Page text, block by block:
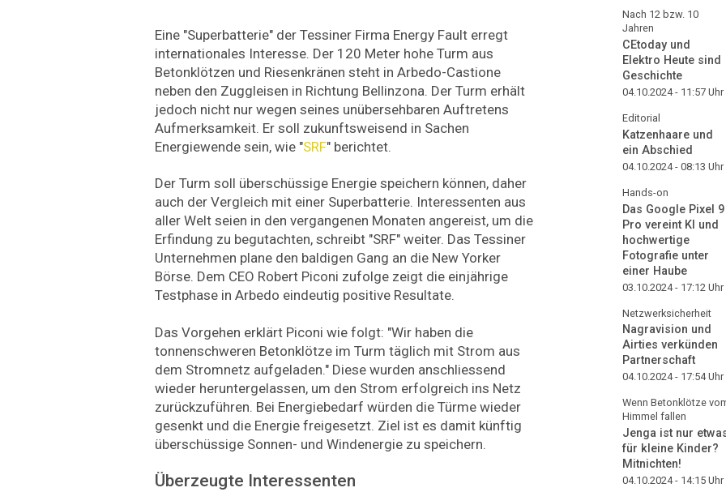
Eine "Superbatterie" der Tessiner Firma Energy Fault erregt
internationales Interesse. Der 120 Meter hohe Turm aus
Betonklötzen und Riesenkränen steht in Arbedo-Castione
neben den Zuggleisen in Richtung Bellinzona. Der Turm erhält
jedoch nicht nur wegen seines unübersehbaren Auftretens
Aufmerksamkeit. Er soll zukunftsweisend in Sachen
Energiewende sein, wie "SRF" berichtet.
Der Turm soll überschüssige Energie speichern können, daher
auch der Vergleich mit einer Superbatterie. Interessenten aus
aller Welt seien in den vergangenen Monaten angereist, um die
Erfindung zu begutachten, schreibt "SRF" weiter. Das Tessiner
Unternehmen plane den baldigen Gang an die New Yorker
Börse. Dem CEO Robert Piconi zufolge zeigt die einjährige
Testphase in Arbedo eindeutig positive Resultate.
Das Vorgehen erklärt Piconi wie folgt: "Wir haben die
tonnenschweren Betonklötze im Turm täglich mit Strom aus
dem Stromnetz aufgeladen." Diese wurden anschliessend
wieder heruntergelassen, um den Strom erfolgreich ins Netz
zurückzuführen. Bei Energiebedarf würden die Türme wieder
gesenkt und die Energie freigesetzt. Ziel ist es damit künftig
überschüssige Sonnen- und Windenergie zu speichern.
Überzeugte Interessenten
Nach 12 bzw. 10
Jahren
CEtoday und
Elektro Heute sind
Geschichte
04.10.2024 - 11:57 Uhr
Editorial
Katzenhaare und
ein Abschied
04.10.2024 - 08:13 Uhr
Hands-on
Das Google Pixel 9
Pro vereint KI und
hochwertige
Fotografie unter
einer Haube
03.10.2024 - 17:12 Uhr
Netzwerksicherheit
Nagravision und
Airties verkünden
Partnerschaft
04.10.2024 - 17:54Uhr
Wenn Betonklötze
Himmel fallen
Jenga ist nur
für kleine Kinder?
Mitnichten!
04.10.2024 - 14:15 Uhr